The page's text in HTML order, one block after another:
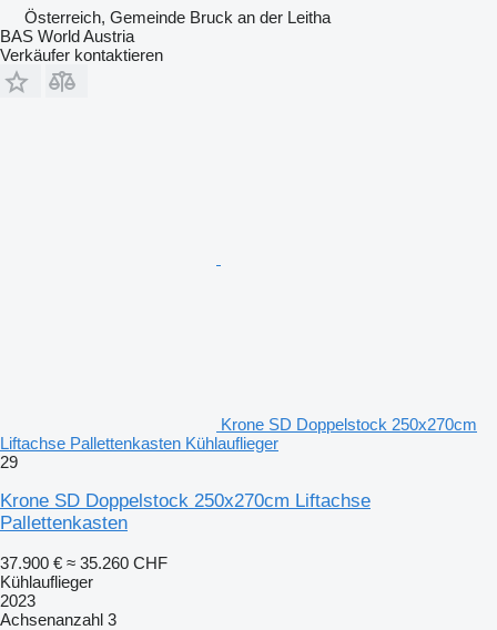
Österreich, Gemeinde Bruck an der Leitha
BAS World Austria
Verkäufer kontaktieren
Krone SD Doppelstock 250x270cm
Liftachse Pallettenkasten Kühlauflieger
29
Krone SD Doppelstock 250x270cm Liftachse
Pallettenkasten
37.900 € ≈ 35.260 CHF
Kühlauflieger
2023
Achsenanzahl 3